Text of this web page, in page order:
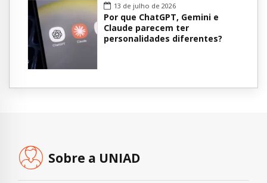
13 de julho de 2026
Por que ChatGPT, Gemini e
Claude parecem ter
personalidades diferentes?
Sobre a UNIAD